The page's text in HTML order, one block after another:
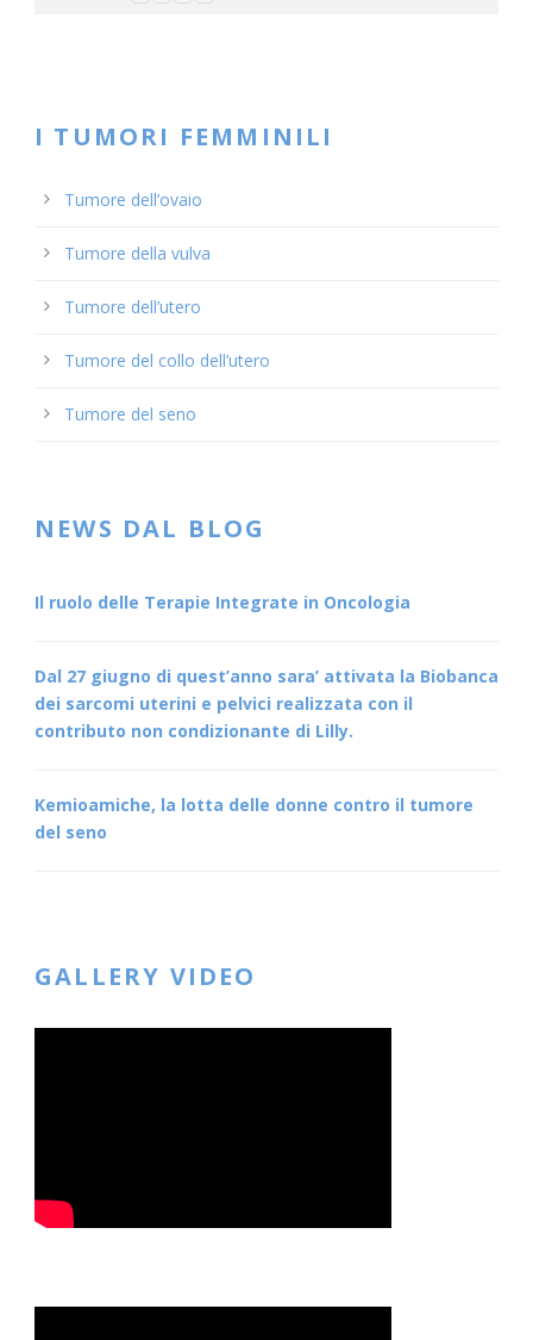
I TUMORI FEMMINILI
Tumore dell’ovaio
Tumore della vulva
Tumore dell’utero
Tumore del collo dell’utero
Tumore del seno
NEWS DAL BLOG
Il ruolo delle Terapie Integrate in Oncologia
Dal 27 giugno di quest’anno sara’ attivata la Biobanca
dei sarcomi uterini e pelvici realizzata con il
contributo non condizionante di Lilly.
Kemioamiche, la lotta delle donne contro il tumore
del seno
GALLERY VIDEO